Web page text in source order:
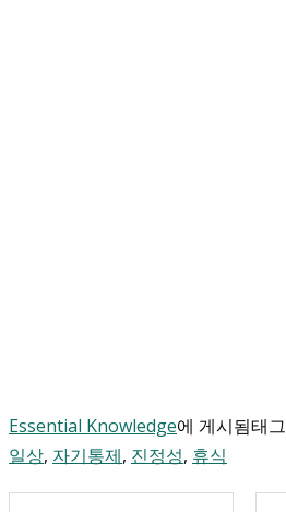
Essential Knowledge에 게시됨태그
일상, 자기통제, 진정성, 휴식